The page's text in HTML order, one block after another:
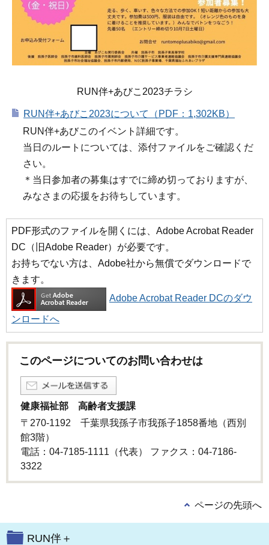
RUN伴+あびこ2023チラシ
RUN伴+あびこ2023について（PDF：1,302KB）
RUN伴+あびこのイベント詳細です。
当日のルートについては、添付ファイルをご確認くだ
さい。
＊当日参加者の募集はすでに締め切っておりますが、
みなさまの応援をお待ちしています。
PDF形式のファイルを開くには、Adobe Acrobat Reader
DC（旧Adobe Reader）が必要です。
お持ちでない方は、Adobe社から無償でダウンロードで
きます。
Adobe Acrobat Reader DCのダウ
ンロードへ
このページについてのお問い合わせは
健康福祉部 高齢者支援課
〒270-1192 千葉県我孫子市我孫子1858番地（西別
館3階）
電話：04-7185-1111（代表） ファクス：04-7186-
3322
ページの先頭へ
RUN伴＋